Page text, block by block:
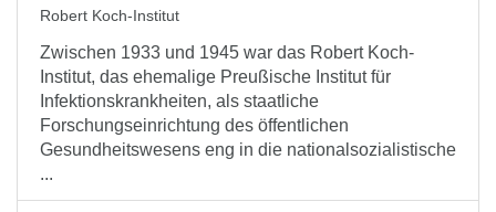
Robert Koch-Institut
Zwischen 1933 und 1945 war das Robert Koch-
Institut, das ehemalige Preußische Institut für
Infektionskrankheiten, als staatliche
Forschungseinrichtung des öffentlichen
Gesundheitswesens eng in die nationalsozialistische
...